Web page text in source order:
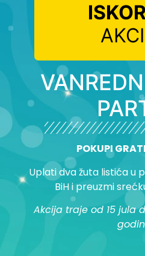
POKUPI
Uplati dva žuta listića u
BiH i preuzmi
Akcija traje od 15 jula